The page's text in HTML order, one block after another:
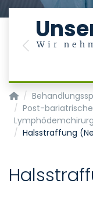
Wir
Previous
Klinik für
Post-
Halsstraffung